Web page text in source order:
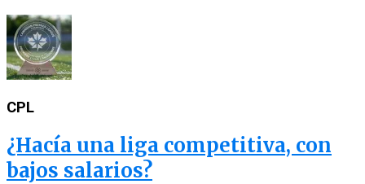
CPL
¿Hacía una liga competitiva, con
bajos salarios?